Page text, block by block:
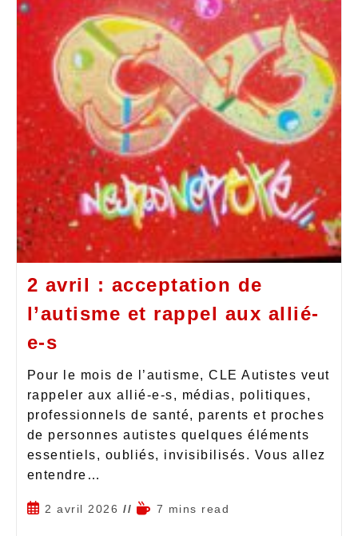
2 avril : acceptation de
l’autisme et rappel aux allié-
e-s
Pour le mois de l’autisme, CLE Autistes veut
rappeler aux allié-e-s, médias, politiques,
professionnels de santé, parents et proches
de personnes autistes quelques éléments
essentiels, oubliés, invisibilisés. Vous allez
entendre…
2 avril 2026 7 mins read